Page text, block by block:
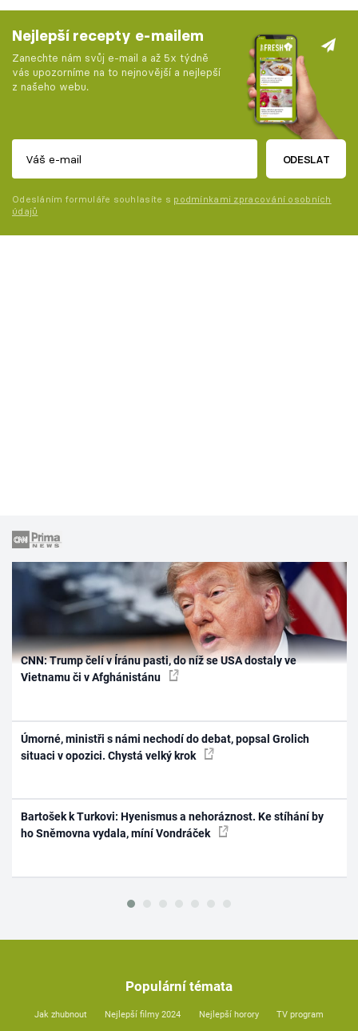
Nejlepší recepty e-mailem
Zanechte nám svůj e-mail a až 5x týdně
vás upozorníme na to nejnovější a nejlepší
z našeho webu.
ODESLAT
Odesláním formuláře souhlasíte s podmínkami zpracování osobních
údajů
CNN: Trump čelí v Íránu pasti, do níž se USA dostaly ve
Vietnamu či v Afghánistánu
Úmorné, ministři s námi nechodí do debat, popsal Grolich
situaci v opozici. Chystá velký krok
Bartošek k Turkovi: Hyenismus a nehoráznost. Ke stíhání by
ho Sněmovna vydala, míní Vondráček
Populární témata
Jak zhubnout Nejlepší filmy 2024 Nejlepší horory TV program